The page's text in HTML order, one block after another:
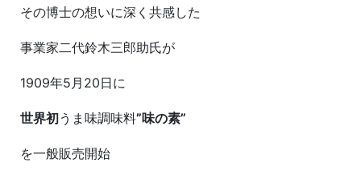
その博士の想いに深く共感した
事業家二代鈴木三郎助氏が
1909年5月20日に
世界初うま味調味料”味の素”
を一般販売開始